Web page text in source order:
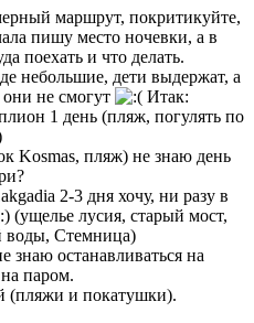
маршрут, покритикуйте,
пишу место ночевки, а в
поехать и что делать.
небольшие, дети выдержат, а
они не смогут
Итак:
1 день (пляж, погулять по
Kosmas, пляж) не знаю день
2-3 дня хочу, ни разу в
(ущелье лусия, старый мост,
воды, Стемница)
знаю останавливаться на
паром.
(пляжи и покатушки).